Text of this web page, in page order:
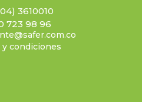
3610010
723 98 96
condiciones